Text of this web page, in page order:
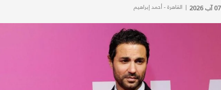
07 آب 2026 | القاهرة - أحمد إبراهيم